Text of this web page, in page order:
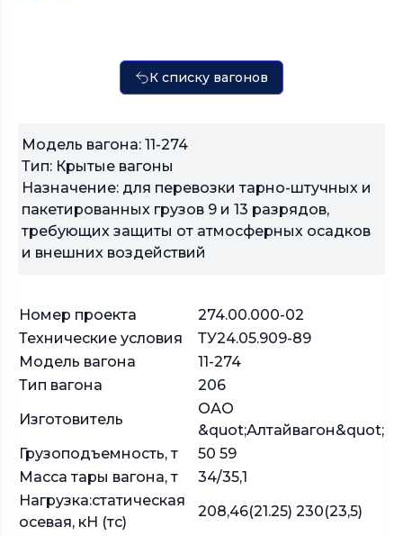
К списку вагонов
Модель вагона: 11-274
Тип: Крытые вагоны
Назначение: для перевозки тарно-штучных и
пакетированных грузов 9 и 13 разрядов,
требующих защиты от атмосферных осадков
и внешних воздействий
Номер проекта
274.00.000-02
Технические условия
ТУ24.05.909-89
Модель вагона
11-274
Тип вагона
206
Изготовитель
ОАО
&quot;Алтайвагон&quot;
Грузоподъемность, т
50 59
Масса тары вагона, т
34/35,1
Нагрузка:статическая
осевая, кН (тс)
208,46(21.25) 230(23,5)